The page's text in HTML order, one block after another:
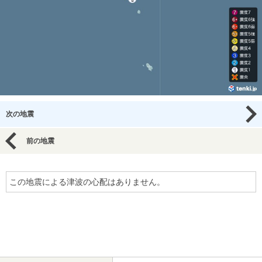
次の地震
前の地震
この地震による津波の心配はありません。